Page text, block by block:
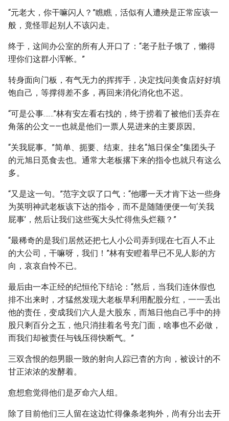
“元老大，你干嘛闪人？”瞧瞧，活似有人遭殃是正常应该一
般，竟怪罪起别人不该闪走。
终于，这间办公室的所有人开口了：“老子肚子饿了，懒得
理你们这群小浑帐。”
转身面向门板，有气无力的挥挥手，决定找问美食店好好填
饱自己，等撑得差不多，再回来消化消化也不迟。
“可是公事……”林有安左看右找的，终于捞着了被他们丢弃在
角落的公文——也就是他们一票人晃进来的主要原因。
“关我屁事。”简单、扼要、结束。挂名“旭日保全”集团头子
的元旭日觅食去也。通常大老板撂下来的指令也就只有这么
多。
“又是这一句。”范字文叹了口气：“他哪一天才肯下达一些身
为英明神武老板该下达的指令，而不是随随便便一句‘关我
屁事’，然后让我们这些冤大头忙得焦头烂额？”
“最稀奇的是我们居然还把七人小公司弄到现在七百人不止
的大公司，干嘛呀，我们！”林有安瞪着早已不见人影的方
向，哀哀自怜不已。
最后由一本正经的纪恒伦下结论：“然后，当我们连休假也
排不出来时，才猛然发现大老板早利用配股分红，一一丢出
他的责任，变成我们六人是大股东，而旭日他自己手中的持
股只剩百分之五，他只消挂着名号充门面，啥事也不必做，
而我们却被责任与钱压得快断气。”
三双含恨的怨男眼一致的射向人踪已杳的方向，被设计的不
甘正浓浓的发酵着。
愈想愈觉得他们是歹命六人组。
除了目前他们三人留在这边忙得像条老狗外，尚有分出去开